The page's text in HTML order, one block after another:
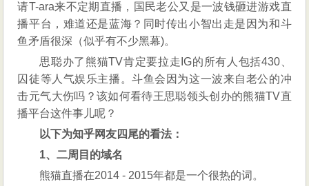
平
台？
请T-ara来不定期直播，国民老公又是一波钱砸进游戏直
播平台，难道还是蓝海？同时传出小智出走是因为和斗
鱼矛盾很深（似乎有不少黑幕)。
思聪办了熊猫TV肯定要拉走IG的所有人包括430、
囚徒等人气娱乐主播。斗鱼会因为这一波来自老公的冲
击元气大伤吗？该如何看待王思聪领头创办的熊猫TV直
播平台这件事儿呢？
以下为知乎网友四尾的看法：
1、二周目的域名
熊猫直播在2014 - 2015年都是一个很热的词。